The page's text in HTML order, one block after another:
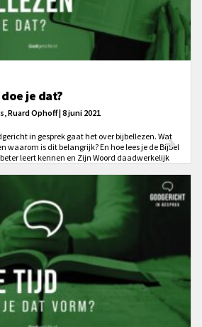
je dat?
Ruard Ophoff | 8 juni 2021
in gesprek gaat het over bijbellezen. Wat
waarom is dit belangrijk? En hoe lees je de Bijbel
leert kennen en Zijn Woord daadwerkelijk